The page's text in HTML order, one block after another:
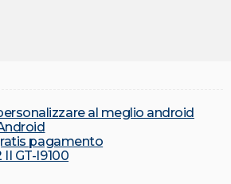
al meglio android
pagamento
GT-I9100